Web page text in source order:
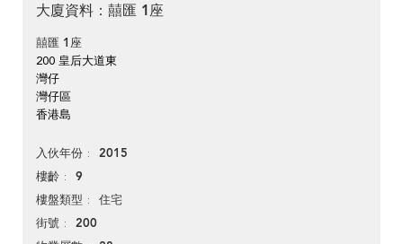
大廈資料：囍匯 1座
囍匯 1座
200 皇后大道東
灣仔
灣仔區
香港島
入伙年份 2015
樓齡 9
樓盤類型 住宅
街號 200